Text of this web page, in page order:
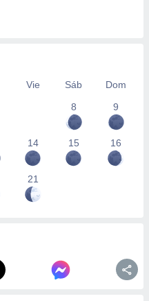
Vie Sáb
Dom
8
9
14 15 16
21